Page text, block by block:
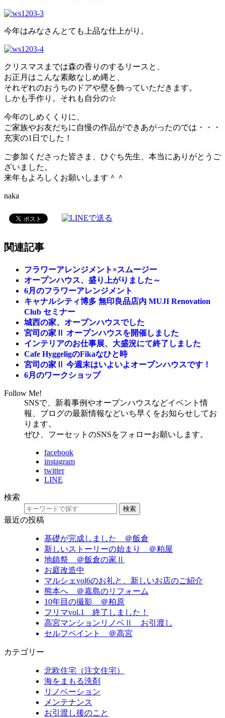
今年はみなさんとても上品な仕上がり。
クリスマスまでは森の香りのするリースと、
お正月はこんな素敵なしめ縄と、
それぞれのおうちのドアや壁を飾っていただきます。
しかも手作り。それも自分の☆
今年のしめくくりに、
ご家族やお友だちに自慢の作品ができあがったのでは・・・
充実の1日でした！
ご参加くださった皆さま、ひぐち先生、本当にありがとうご
ざいました。
来年もよろしくお願いします＾＾
naka
関連記事
フラワーアレンジメント×スムージー
オープンハウス、盛り上がりました～
6月のフラワーアレンジメント
キャナルシティ博多 無印良品店内 MUJI Renovation
Club セミナー
城西の家、オープンハウスでした
宮司の家Ⅱ オープンハウスを開催しました
インテリアのお仕事展、大盛況にて終了しました
Cafe HyggeligのFikaなひと時
宮司の家Ⅱ 今週末はいよいよオープンハウスです！
6月のワークショップ
Follow Me!
SNSで、新着事例やオープンハウスなどイベント情
報、ブログの最新情報などいち早くをお知らせしてお
ります。
ぜひ、フーセットのSNSをフォローお願いします。
facebook
instagram
twitter
LINE
検索
検索
最近の投稿
基礎が完成しました ＠飯倉
新しいストーリーの始まり ＠粕屋
地鎮祭 ＠飯倉の家Ⅱ
お庭改造中
マルシェvol6のお礼と、新しいお店のご紹介
熊本へ ＠嘉島のリフォーム
10年目の撮影 ＠柏原
フリマvol.1 終了しました！
高宮マンションリノベⅡ お引渡し
セルフペイント ＠高宮
カテゴリー
北欧住宅（注文住宅）
海をまもる洗剤
リノベーション
メンテナンス
お引渡し後のこと